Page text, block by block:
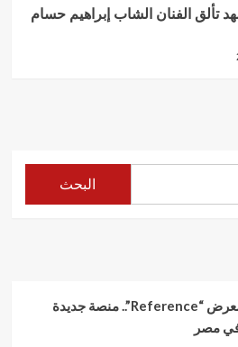
تألق الفنان الشاب إبراهيم حسام
البحث
آلاء الرفاعي تعلن انطلاق معرض “Reference”.. منصة جديدة
في مصر